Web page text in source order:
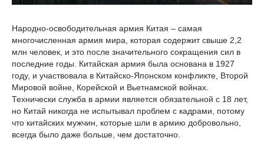
Народно-освободительная армия Китая – самая
многочисленная армия мира, которая содержит свыше 2,2
млн человек, и это после значительного сокращения сил в
последние годы. Китайская армия была основана в 1927
году, и участвовала в Китайско-Японском конфликте, Второй
Мировой войне, Корейской и Вьетнамской войнах.
Технически служба в армии является обязательной с 18 лет,
но Китай никогда не испытывал проблем с кадрами, потому
что китайских мужчин, которые шли в армию добровольно,
всегда было даже больше, чем достаточно.